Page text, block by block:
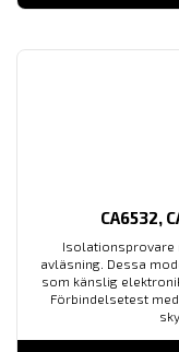
CA6532,
Isolationsprovare
avläsning. Dessa
som känslig
Förbindelsetest